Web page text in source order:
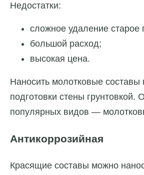
Недостатки:
сложное удаление старое
большой расход;
высокая цена.
Наносить молотковые составы
подготовки стены грунтовкой.
популярных видов —
Антикоррозийная
Красящие составы можно